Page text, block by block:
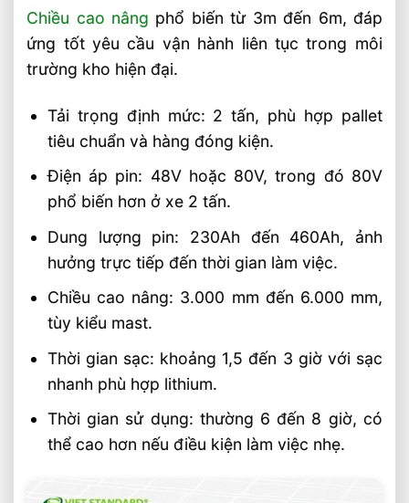
Chọn Xe Nâng Điện Theo Ngành Phù
Hợp Từng Ứng Dụng
Chọn Xe Nâng Điện Phù Hợp Theo Từng
Chọn Xe Nâng Điện Phù Hợp Theo Chiều
Cao Kệ Hàng Chuẩn Nhất
Xe Nâng Điện Reach Truck 1.8 Tấn Lựa
Chọn Tối Ưu Cho Logistics
Xe Nâng Dầu 3.5 Tấn Động Cơ Isuzu Có
Ưu Điểm Gì
Xe Nâng Điện Stacker Đứng Lái 1.5 Tấn
Nâng Cao 3–5m Có Đáng Đầu Tư?
Chiều cao nâng phổ biến từ 3m đến 6m, đáp
ứng tốt yêu cầu vận hành liên tục trong môi
trường kho hiện đại.
Tải trọng định mức: 2 tấn, phù hợp pallet
tiêu chuẩn và hàng đóng kiện.
Điện áp pin: 48V hoặc 80V, trong đó 80V
phổ biến hơn ở xe 2 tấn.
Dung lượng pin: 230Ah đến 460Ah, ảnh
hưởng trực tiếp đến thời gian làm việc.
Chiều cao nâng: 3.000 mm đến 6.000 mm,
tùy kiểu mast.
Thời gian sạc: khoảng 1,5 đến 3 giờ với sạc
nhanh phù hợp lithium.
Thời gian sử dụng: thường 6 đến 8 giờ, có
thể cao hơn nếu điều kiện làm việc nhẹ.